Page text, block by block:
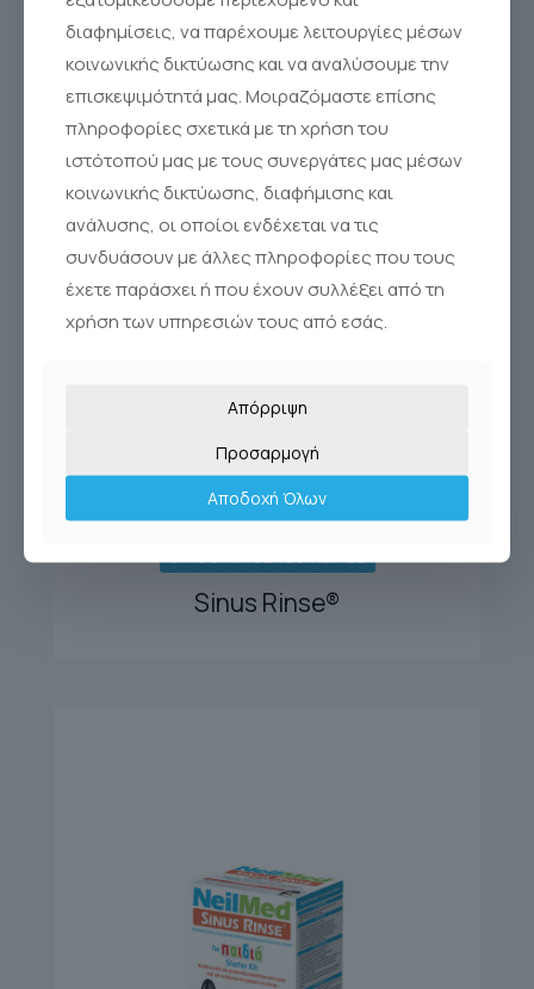
Sinus Rinse®
SINUS RINSE 120 REFILL
Sinus Rinse®
διαφημίσεις, να παρέχουμε λειτουργίες μέσων
κοινωνικής δικτύωσης και να αναλύσουμε την
επισκεψιμότητά μας. Μοιραζόμαστε επίσης
πληροφορίες σχετικά με τη χρήση του
ιστότοπού μας με τους συνεργάτες μας μέσων
κοινωνικής δικτύωσης, διαφήμισης και
ανάλυσης, οι οποίοι ενδέχεται να τις
συνδυάσουν με άλλες πληροφορίες που τους
έχετε παράσχει ή που έχουν συλλέξει από τη
χρήση των υπηρεσιών τους από εσάς.
Απόρριψη
Προσαρμογή
Αποδοχή Όλων